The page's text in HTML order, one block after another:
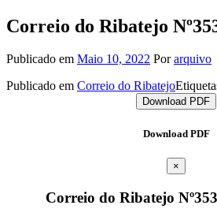
Correio do Ribatejo
Publicado em Maio 10, 2022 Porarquivo
Publicado em Correio do Ribatejo
Download PDF
Download PDF
×
Correio do Ribatejo